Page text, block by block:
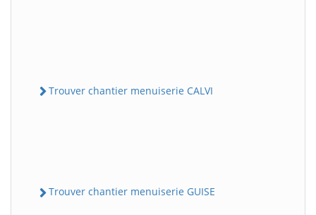
Trouver chantier menuiserie CALVI
Trouver chantier menuiserie GUISE